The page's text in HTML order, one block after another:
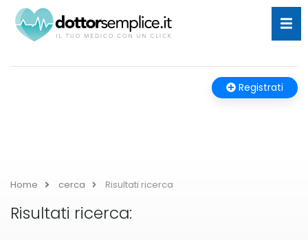
Registrati
Home cerca Risultati ricerca
Risultati ricerca: